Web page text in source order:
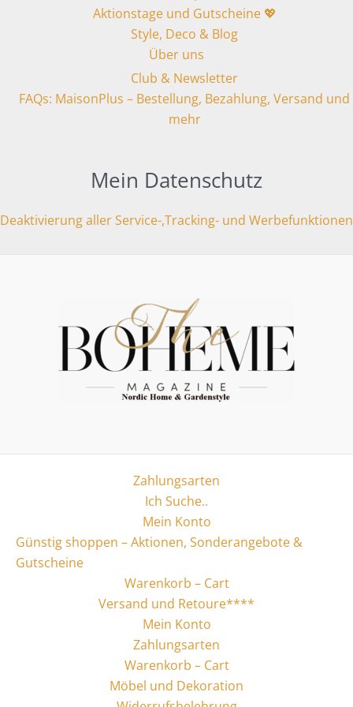
Aktionstage und Gutscheine 💖
Style, Deco & Blog
Über uns
Club & Newsletter
FAQs: MaisonPlus – Bestellung, Bezahlung, Versand und
mehr
Mein Datenschutz
Deaktivierung aller Service-,Tracking- und Werbefunktionen
Zahlungsarten
Ich Suche..
Mein Konto
Günstig shoppen – Aktionen, Sonderangebote &
Gutscheine
Warenkorb – Cart
Versand und Retoure****
Mein Konto
Zahlungsarten
Warenkorb – Cart
Möbel und Dekoration